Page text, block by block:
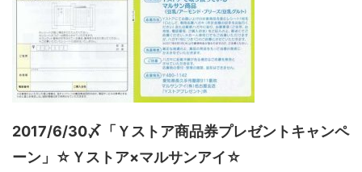
2017/6/30〆「Ｙストア商品券プレゼントキャンペ
ーン」☆Ｙストア×マルサンアイ☆